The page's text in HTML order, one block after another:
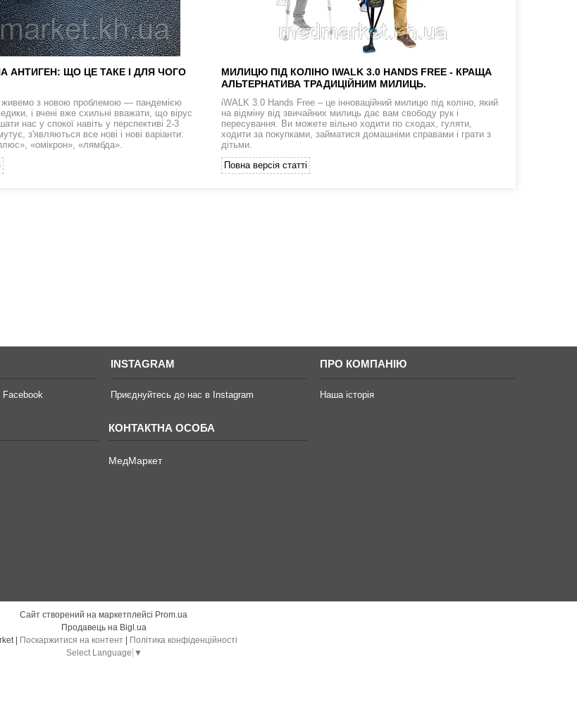
АНТИГЕН: ЩО ЦЕ ТАКЕ І ДЛЯ ЧОГО
з новою проблемою — пандемією
і вчені вже схильні вважати, що вірус
нас у спокої навіть у перспективі 2-3
з'являються все нові і нові варіанти:
«омікрон», «лямбда».
МИЛИЦЮ ПІД КОЛІНО IWALK 3.0 HANDS FREE - КРАЩА
АЛЬТЕРНАТИВА ТРАДИЦІЙНИМ МИЛИЦЬ.
iWALK 3.0 Hands Free – це інноваційний милицю під коліно, який
на відміну від звичайних милиць дає вам свободу рук і
пересування. Ви можете вільно ходити по сходах, гуляти,
ходити за покупками, займатися домашніми справами і грати з
дітьми.
Повна версія статті
INSTAGRAM
Приєднуйтесь до нас в Instagram
ПРО КОМПАНІЮ
Наша історія
МедМаркет
Сайт створений на маркетплейсі Prom.ua
Продавець на Bigl.ua
MedMarket | Поскаржитися на контент | Політика конфіденційності
Select Language ▼